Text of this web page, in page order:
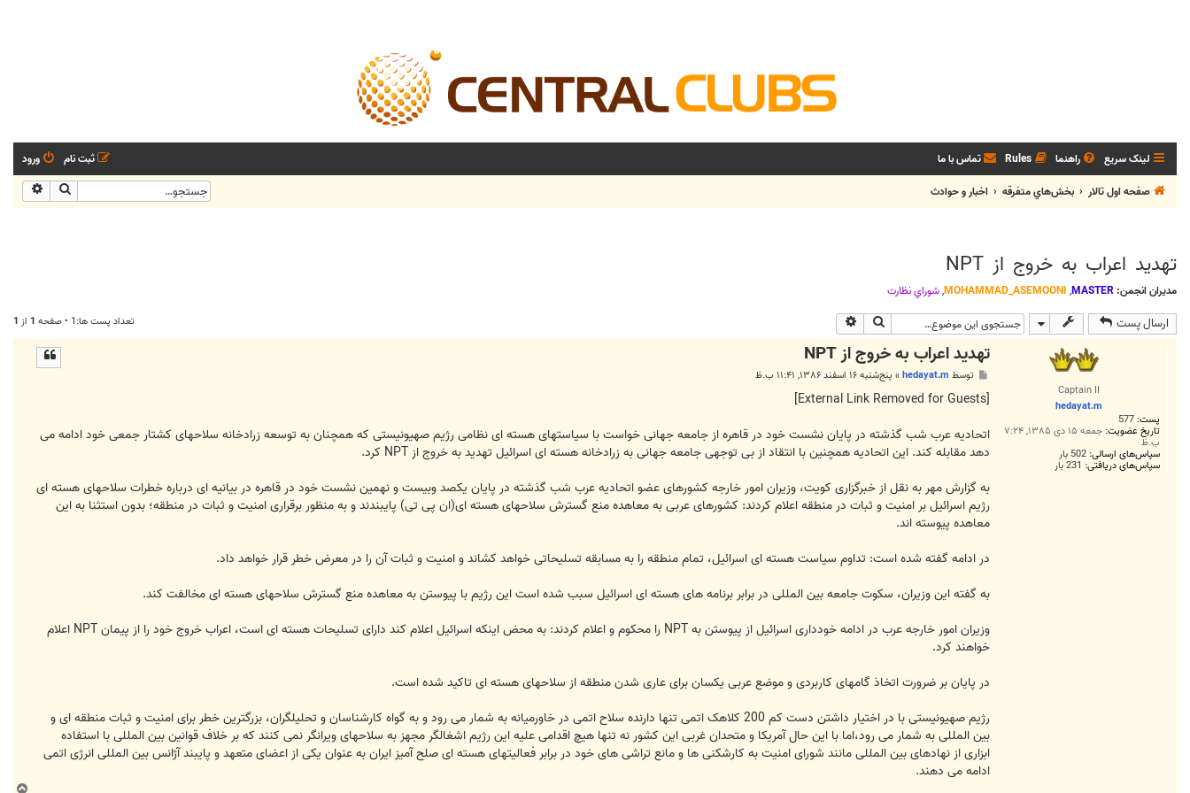
لینک سریع راهنما Rules تماس با ما ورود
ثبت نام
صفحه اول تالار
بخش‌‌هاي متفرقه اخبار و حوادث جستجو
تهدید اعراب به خروج از NPT
مدیران انجمن: MASTER
,
MOHAMMAD_ASEMOONI
,شوراي نظارت
ارسال پست جستجو تعداد پست ها:1 • صفحه 1 از 1
Captain II
hedayat.m
پست: 577
تاریخ عضویت: جمعه ۱۵ دی ۱۳۸۵, ۷:۲۴
ب.ظ
سپاس‌های ارسالی: 502 بار
سپاس‌های دریافتی: 231 بار
تهدید اعراب به خروج از NPT
ت
توسط hedayat.m
» پنج‌شنبه ۱۶ اسفند ۱۳۸۶, ۱۱:۴۱ ب.ظ
[External Link Removed for Guests]
اتحادیه عرب شب گذشته در پایان نشست خود در قاهره از جامعه جهانی خواست با سیاستهای هسته ای نظامی رژیم صهیونیستی که همچنان به توسعه زرادخانه سلاحهای کشتار جمعی خود ادامه می
دهد مقابله کند. این اتحادیه همچنین با انتقاد از بی توجهی جامعه جهانی به زرادخانه هسته ای اسرائیل تهدید به خروج از NPT کرد.
به گزارش مهر به نقل از خبرگزاری کویت، وزیران امور خارجه کشورهای عضو اتحادیه عرب شب گذشته در پایان یکصد وبیست و نهمین نشست خود در قاهره در بیانیه ای درباره خطرات سلاحهای هسته ای
رژیم اسرائیل بر امنیت و ثبات در منطقه اعلام کردند: کشورهای عربی به معاهده منع گسترش سلاحهای هسته ای(ان پی تی) پایبندند و به منظور برقراری امنیت و ثبات در منطقه؛ بدون استثنا به این
معاهده پیوسته اند.
در ادامه گفته شده است: تداوم سیاست هسته ای اسرائیل، تمام منطقه را به مسابقه تسلیحاتی خواهد کشاند و امنیت و ثبات آن را در معرض خطر قرار خواهد داد.
به گفته این وزیران، سکوت جامعه بین المللی در برابر برنامه های هسته ای اسرائیل سبب شده است این رژیم با پیوستن به معاهده منع گسترش سلاحهای هسته ای مخالفت کند.
وزیران امور خارجه عرب در ادامه خودداری اسرائیل از پیوستن به NPT را محکوم و اعلام کردند: به محض اینکه اسرائیل اعلام کند دارای تسلیحات هسته ای است، اعراب خروج خود را از پیمان NPT اعلام
خواهند کرد.
در پایان بر ضرورت اتخاذ گامهای کاربردی و موضع عربی یکسان برای عاری شدن منطقه از سلاحهای هسته ای تاکید شده است.
رژیم صهیونیستی با در اختیار داشتن دست کم 200 کلاهک اتمی تنها دارنده سلاح اتمی در خاورمیانه به شمار می رود و به گواه کارشناسان و تحلیلگران، بزرگترین خطر برای امنیت و ثبات منطقه ای و
بین المللی به شمار می رود،اما با این حال آمریکا و متحدان غربی این کشور نه تنها هیچ اقدامی علیه این رژیم اشغالگر مجهز به سلاحهای ویرانگر نمی کنند که بر خلاف قوانین بین المللی با استفاده
ابزاری از نهادهای بین المللی مانند شورای امنیت به کارشکنی ها و مانع تراشی های خود در برابر فعالیتهای هسته ای صلح آمیز ایران به عنوان یکی از اعضای متعهد و پایبند آژانس بین المللی انرژی اتمی
ادامه می دهند.